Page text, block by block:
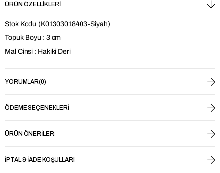
ÜRÜN ÖZELLIKLERI
Stok Kodu (K01303018403-Siyah)
Topuk Boyu : 3 cm
Mal Cinsi : Hakiki Deri
YORUMLAR(0)
ÖDEME SEÇENEKLERI
ÜRÜN ÖNERILERI
İPTAL & İADE KOŞULLARI